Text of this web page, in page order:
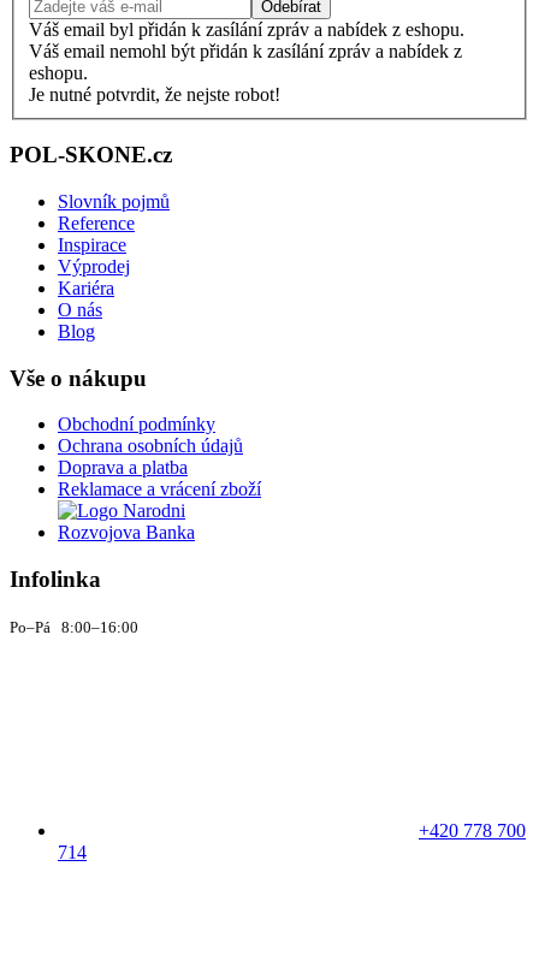
Odebírat
Váš email byl přidán k zasílání zpráv a nabídek z eshopu.
Váš email nemohl být přidán k zasílání zpráv a nabídek z
eshopu.
Je nutné potvrdit, že nejste robot!
POL-SKONE.cz
Slovník pojmů
Reference
Inspirace
Výprodej
Kariéra
O nás
Blog
Vše o nákupu
Obchodní podmínky
Ochrana osobních údajů
Doprava a platba
Reklamace a vrácení zboží
Infolinka
Po–Pá 8:00–16:00
+420 778 700
714